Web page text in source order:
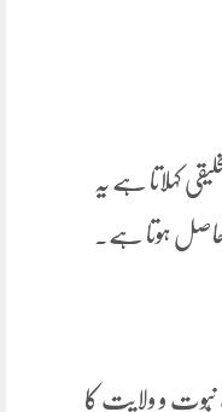
کہلاتا ہے یہ
ہوتا ہے۔
نبّوت و ولایت کا